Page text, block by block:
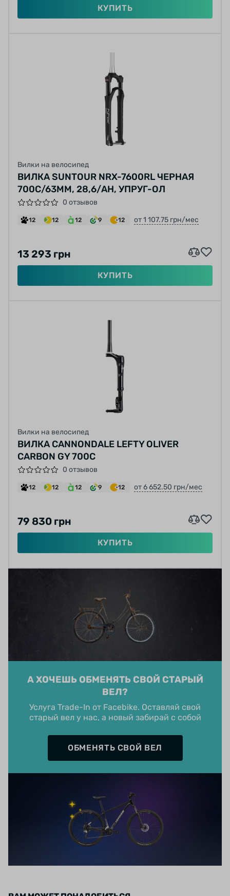
КУПИТЬ
Вилки на велосипед
ВИЛКА SUNTOUR NRX-7600RL ЧЕРНАЯ
700C/63ММ, 28,6/AH, УПРУГ-ОЛ
0 отзывов
12 12 12 9 12 от 1 107.75 грн/мес
13 293 грн
КУПИТЬ
Вилки на велосипед
ВИЛКА CANNONDALE LEFTY OLIVER
CARBON GY 700C
0 отзывов
12 12 12 9 12 от 6 652.50 грн/мес
79 830 грн
КУПИТЬ
А ХОЧЕШЬ ОБМЕНЯТЬ СВОЙ СТАРЫЙ
ВЕЛ?
Услуга Trade-In от Facebike. Оставляй свой
старый вел у нас, а новый забирай с собой
ОБМЕНЯТЬ СВОЙ ВЕЛ